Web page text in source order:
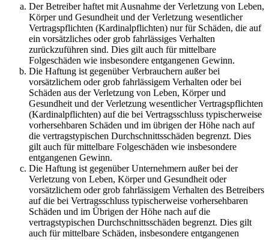
Der Betreiber haftet mit Ausnahme der Verletzung von Leben,
Körper und Gesundheit und der Verletzung wesentlicher
Vertragspflichten (Kardinalpflichten) nur für Schäden, die auf
ein vorsätzliches oder grob fahrlässiges Verhalten
zurückzuführen sind. Dies gilt auch für mittelbare
Folgeschäden wie insbesondere entgangenen Gewinn.
Die Haftung ist gegenüber Verbrauchern außer bei
vorsätzlichem oder grob fahrlässigem Verhalten oder bei
Schäden aus der Verletzung von Leben, Körper und
Gesundheit und der Verletzung wesentlicher Vertragspflichten
(Kardinalpflichten) auf die bei Vertragsschluss typischerweise
vorhersehbaren Schäden und im übrigen der Höhe nach auf
die vertragstypischen Durchschnittsschäden begrenzt. Dies
gilt auch für mittelbare Folgeschäden wie insbesondere
entgangenen Gewinn.
Die Haftung ist gegenüber Unternehmern außer bei der
Verletzung von Leben, Körper und Gesundheit oder
vorsätzlichem oder grob fahrlässigem Verhalten des Betreibers
auf die bei Vertragsschluss typischerweise vorhersehbaren
Schäden und im Übrigen der Höhe nach auf die
vertragstypischen Durchschnittsschäden begrenzt. Dies gilt
auch für mittelbare Schäden, insbesondere entgangenen